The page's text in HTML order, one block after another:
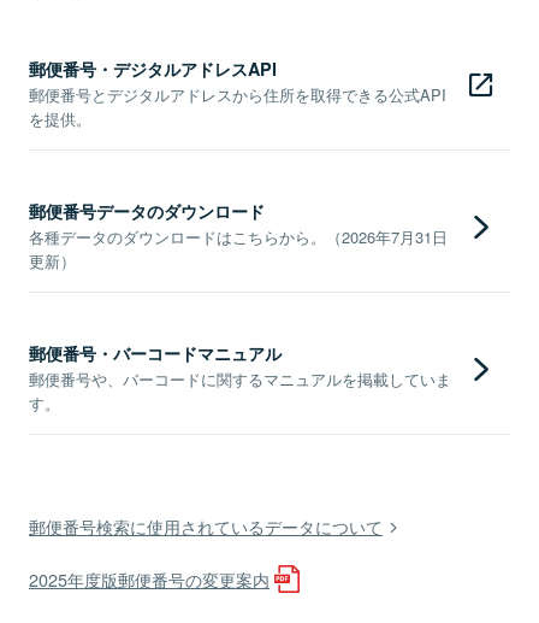
郵便番号・デジタルアドレスAPI
郵便番号とデジタルアドレスから住所を取得できる公式API
を提供。
郵便番号データのダウンロード
各種データのダウンロードはこちらから。（2026年7月31日
更新）
郵便番号・バーコードマニュアル
郵便番号や、バーコードに関するマニュアルを掲載していま
す。
郵便番号検索に使用されているデータについて
2025年度版郵便番号の変更案内